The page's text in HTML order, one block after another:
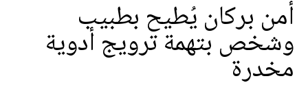
أمن بركان يُطيح بطبيب
وشخص بتهمة ترويج أدوية
مخدرة